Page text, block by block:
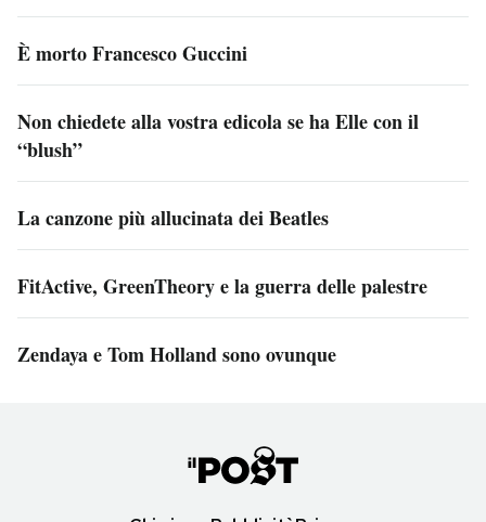
È morto Francesco Guccini
Non chiedete alla vostra edicola se ha Elle con il
“blush”
La canzone più allucinata dei Beatles
FitActive, GreenTheory e la guerra delle palestre
Zendaya e Tom Holland sono ovunque